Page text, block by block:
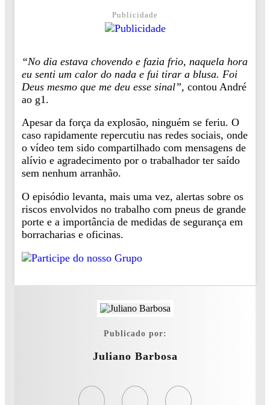
Publicidade
“No dia estava chovendo e fazia frio, naquela hora
eu senti um calor do nada e fui tirar a blusa. Foi
Deus mesmo que me deu esse sinal”, contou André
ao g1.
Apesar da força da explosão, ninguém se feriu. O
caso rapidamente repercutiu nas redes sociais, onde
o vídeo tem sido compartilhado com mensagens de
alívio e agradecimento por o trabalhador ter saído
sem nenhum arranhão.
O episódio levanta, mais uma vez, alertas sobre os
riscos envolvidos no trabalho com pneus de grande
porte e a importância de medidas de segurança em
borracharias e oficinas.
Publicado por:
Juliano Barbosa